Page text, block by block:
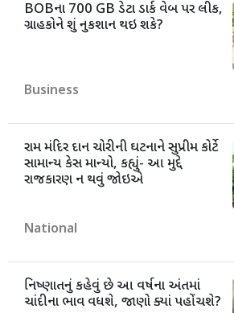
BOBના 700 GB ડેટા ડાર્ક વેબ પર લીક,
ગ્રાહકોને શું નુકશાન થઇ શકે?
Business
રામ મંદિર દાન ચોરીની ઘટનાને સુપ્રીમ કોર્ટે
સામાન્ય કેસ માન્યો, કહ્યું- આ મુદ્દે
રાજકારણ ન થવું જોઇએ
National
નિષ્ણાતનું કહેવું છે આ વર્ષના અંતમાં
ચાંદીના ભાવ વધશે, જાણો ક્યાં પહોંચશે?